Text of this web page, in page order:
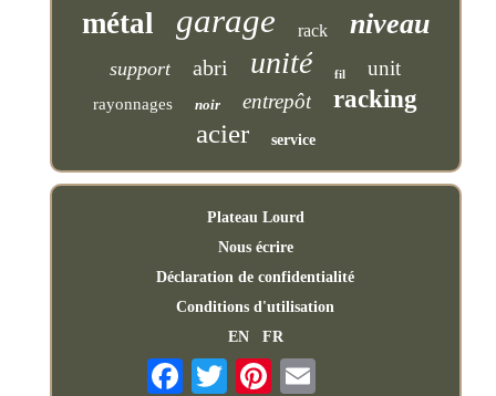
métal garage rack niveau
support abri unité fil unit
rayonnages noir entrepôt racking
acier service
Plateau Lourd
Nous écrire
Déclaration de confidentialité
Conditions d'utilisation
EN
FR